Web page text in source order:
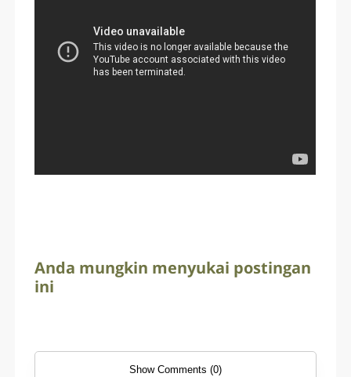
Anda mungkin menyukai postingan
ini
Show Comments (0)